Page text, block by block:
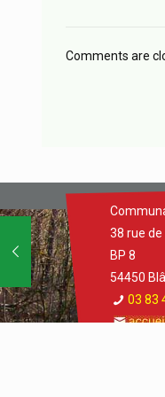
Comments are
38 rue de
BP 8
54450
03 83